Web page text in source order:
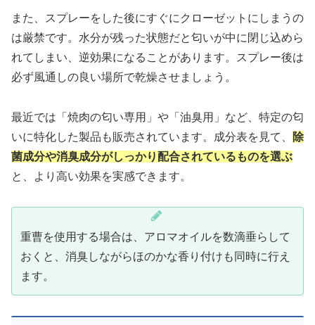
また、スプレーをした後にすぐにクローゼットにしまうの
は厳禁です。水分が残った状態だと匂いが中に閉じ込めら
れてしまい、逆効果になることがあります。スプレー後は
必ず風通しの良い場所で乾燥させましょう。
最近では「焼肉の匂い専用」や「油臭用」など、特定の匂
いに特化した製品も販売されています。成分表を見て、
除
菌成分や消臭成分がしっかり配合されているものを選ぶ
と、より高い効果を実感できます。
重曹を使用する場合は、アロマオイルを数滴垂らして
おくと、消臭しながらほのかな香り付けも同時に行え
ます。